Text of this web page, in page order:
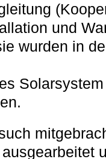
und
wurden in